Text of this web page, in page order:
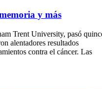
y más
Trent University, pasó
alentadores resultados
contra el cáncer. Las